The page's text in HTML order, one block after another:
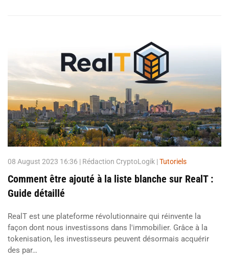
08 August 2023 16:36 | Rédaction CryptoLogik | Tutoriels
Comment être ajouté à la liste blanche sur RealT :
Guide détaillé
RealT est une plateforme révolutionnaire qui réinvente la
façon dont nous investissons dans l'immobilier. Grâce à la
tokenisation, les investisseurs peuvent désormais acquérir
des par…